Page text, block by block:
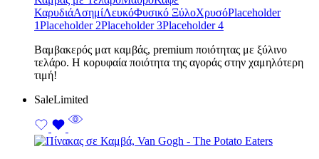
ΚαρυδιάΑσημίΛευκόΦυσικό ΞύλοΧρυσόPlaceholder
1Placeholder 2Placeholder 3Placeholder 4
Bαμβακερός ματ καμβάς, premium ποιότητας με ξύλινο
τελάρο. Η κορυφαία ποιότητα της αγοράς στην χαμηλότερη
τιμή!
SaleLimited